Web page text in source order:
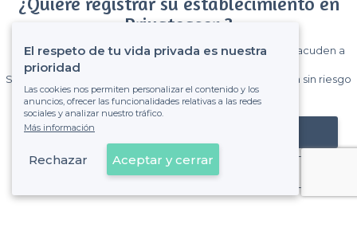
Privateaser ?
Gane muchos clientes entre el millón de visitantes que acuden a
Sin comisiones y sin compromiso, pagas una cantidad fija sin riesgo
de ver la factura.
Registrar mi establecimiento
Ya es cliente
El respeto de tu vida privada es nuestra
prioridad
Las cookies nos permiten personalizar el contenido y los
anuncios, ofrecer las funcionalidades relativas a las redes
sociales y analizar nuestro tráfico.
Más información
Rechazar Aceptar y cerrar